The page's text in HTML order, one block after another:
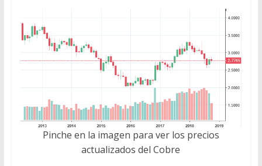
Pinche en la imagen para ver los precios
actualizados del Cobre